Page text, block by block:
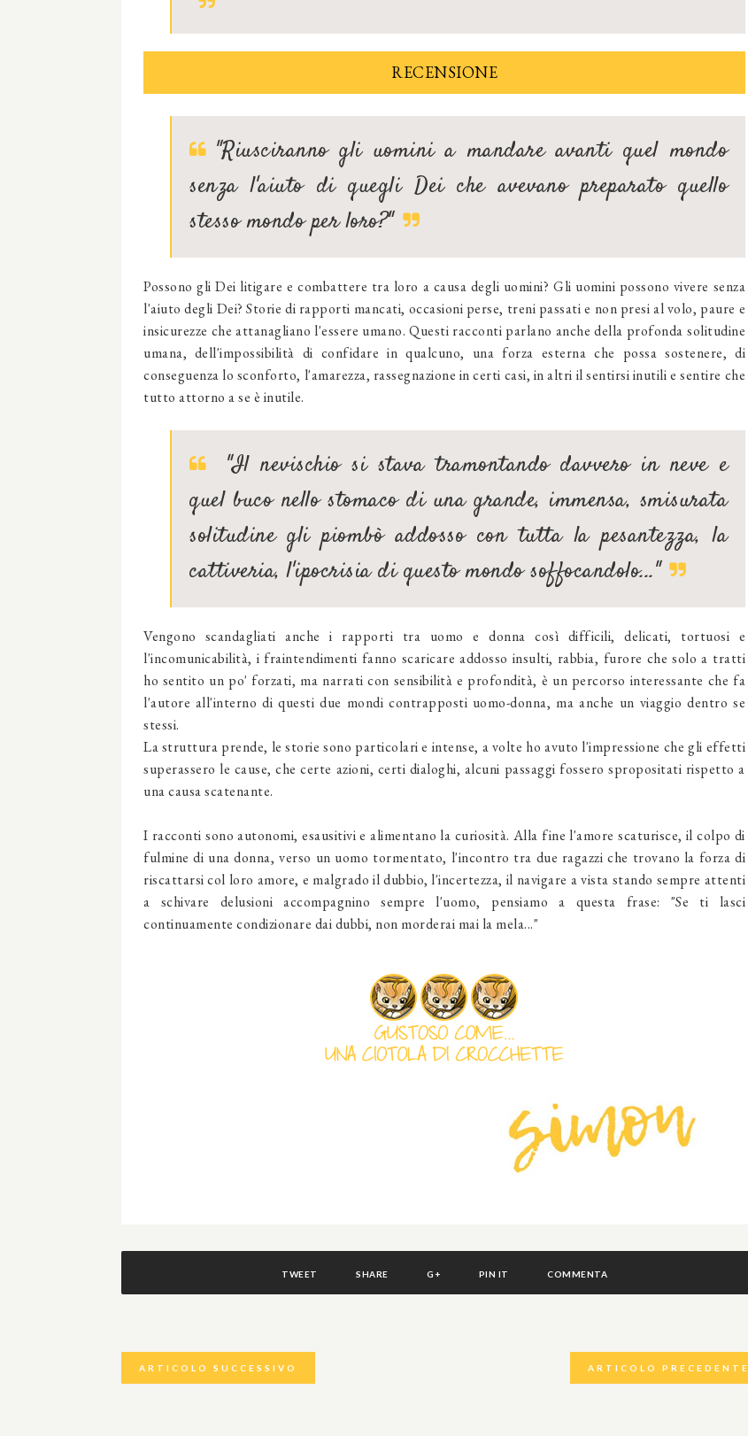
RECENSIONE
"Riusciranno gli uomini a mandare avanti quel mondo
senza l'aiuto di quegli Dei che avevano preparato quello
stesso mondo per loro?"
Possono gli Dei litigare e combattere tra loro a causa degli uomini? Gli uomini possono vivere senza
l'aiuto degli Dei? Storie di rapporti mancati, occasioni perse, treni passati e non presi al volo, paure e
insicurezze che attanagliano l'essere umano. Questi racconti parlano anche della profonda solitudine
umana, dell'impossibilità di confidare in qualcuno, una forza esterna che possa sostenere, di
conseguenza lo sconforto, l'amarezza, rassegnazione in certi casi, in altri il sentirsi inutili e sentire che
tutto attorno a se è inutile.
"Il nevischio si stava tramontando davvero in neve e
quel buco nello stomaco di una grande, immensa, smisurata
solitudine gli piombò addosso con tutta la pesantezza, la
cattiveria, l'ipocrisia di questo mondo soffocandolo..."
Vengono scandagliati anche i rapporti tra uomo e donna così difficili, delicati, tortuosi e
l'incomunicabilità, i fraintendimenti fanno scaricare addosso insulti, rabbia, furore che solo a tratti
ho sentito un po' forzati, ma narrati con sensibilità e profondità, è un percorso interessante che fa
l'autore all'interno di questi due mondi contrapposti uomo-donna, ma anche un viaggio dentro se
stessi.
La struttura prende, le storie sono particolari e intense, a volte ho avuto l'impressione che gli effetti
superassero le cause, che certe azioni, certi dialoghi, alcuni passaggi fossero spropositati rispetto a
una causa scatenante.
I racconti sono autonomi, esausitivi e alimentano la curiosità. Alla fine l'amore scaturisce, il colpo di
fulmine di una donna, verso un uomo tormentato, l'incontro tra due ragazzi che trovano la forza di
riscattarsi col loro amore, e malgrado il dubbio, l'incertezza, il navigare a vista stando sempre attenti
a schivare delusioni accompagnino sempre l'uomo, pensiamo a questa frase: "Se ti lasci
continuamente condizionare dai dubbi, non morderai mai la mela..."
TWEET SHARE G+ PIN IT COMMENTA
ARTICOLO SUCCESSIVO ARTICOLO PRECEDENTE